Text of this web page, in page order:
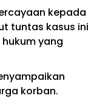
kepada
tuntas kasus ini
yang
korban.